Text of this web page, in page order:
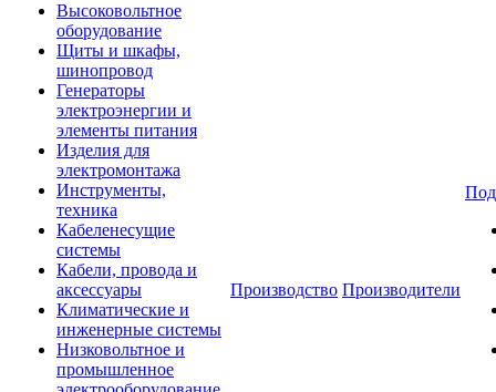
Высоковольтное
оборудование
Щиты и шкафы,
шинопровод
Генераторы
электроэнергии и
элементы питания
Изделия для
электромонтажа
Инструменты,
техника
Кабеленесущие
системы
Кабели, провода и
аксессуары
Климатические и
инженерные системы
Низковольтное и
промышленное
Производство Производители